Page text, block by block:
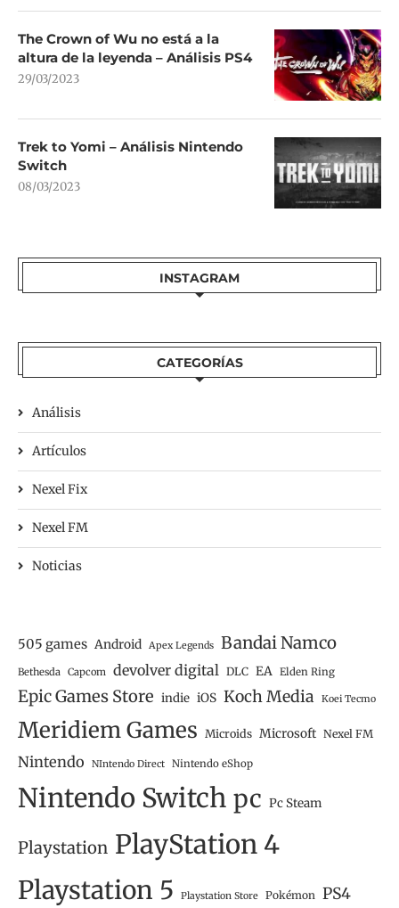
The Crown of Wu no está a la
altura de la leyenda – Análisis PS4
29/03/2023
Trek to Yomi – Análisis Nintendo
Switch
08/03/2023
INSTAGRAM
CATEGORÍAS
Análisis
Artículos
Nexel Fix
Nexel FM
Noticias
505 games Android Apex Legends Bandai Namco
Bethesda Capcom devolver digital DLC EA Elden Ring
Epic Games Store indie iOS Koch Media Koei Tecmo
Meridiem Games Microids Microsoft Nexel FM
Nintendo NIntendo Direct Nintendo eShop
Nintendo Switch pc Pc Steam
Playstation PlayStation 4
Playstation 5 Playstation Store Pokémon PS4